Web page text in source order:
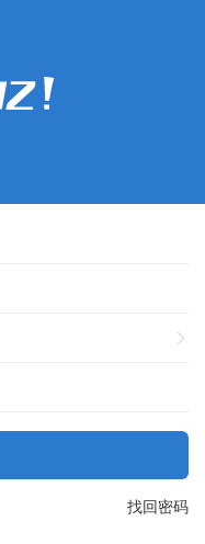
找回密码